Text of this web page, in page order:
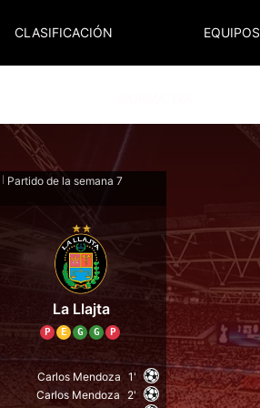
CLASIFICACIÓN EQUIPOS
Partido de la semana 7
La Llajta
P E G G P
Carlos Mendoza 1'
Carlos Mendoza
2'